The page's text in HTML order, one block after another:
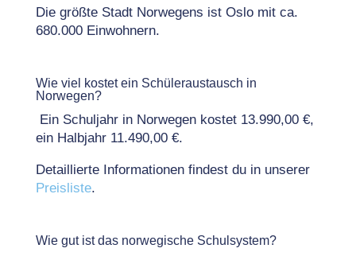
Die größte Stadt Norwegens ist Oslo mit ca.
680.000 Einwohnern.
Wie viel kostet ein Schüleraustausch in
Norwegen?
Ein Schuljahr in Norwegen kostet 13.990,00 €,
ein Halbjahr 11.490,00 €.
Detaillierte Informationen findest du in unserer
Preisliste.
Wie gut ist das norwegische Schulsystem?